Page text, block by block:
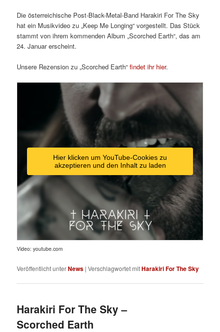
Die österreichische Post-Black-Metal-Band Harakiri For The Sky
hat ein Musikvideo zu „Keep Me Longing“ vorgestellt. Das Stück
stammt von ihrem kommenden Album „Scorched Earth“, das am
24. Januar erscheint.
Unsere Rezension zu „Scorched Earth“findet ihr hier.
Hier klicken um YouTube-Cookies zu
akzeptieren und den Inhalt zu laden
Video: youtube.com
Veröffentlicht unterNews |Verschlagwortet mitHarakiri For The Sky
Harakiri For The Sky –
Scorched Earth